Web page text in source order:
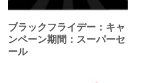
ブラックフライデー：キャ
ンペーン期間：スーパーセ
ール